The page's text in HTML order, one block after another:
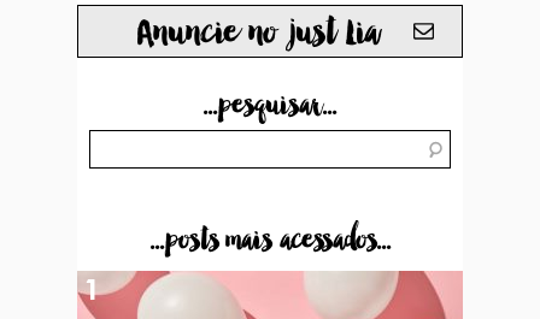
Anuncie no just Lia
...pesquisar...
...posts mais acessados...
1